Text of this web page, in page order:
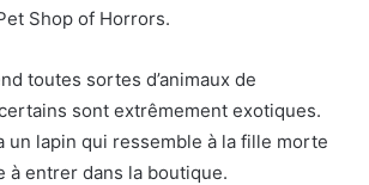
Shop of Horrors.
toutes sortes d’animaux de
sont extrêmement exotiques.
un lapin qui ressemble à la fille morte
à entrer dans la boutique.